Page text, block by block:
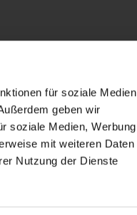
für soziale Medien
geben wir
soziale Medien, Werbung
mit weiteren Daten
Nutzung der Dienste
Login